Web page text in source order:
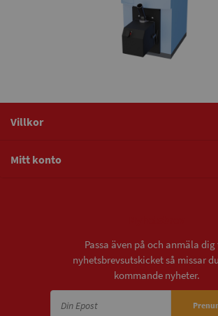
Villkor
Mitt konto
Passa även på och anmäla
nyhetsbrevsutskicket så missar
kommande nyheter.